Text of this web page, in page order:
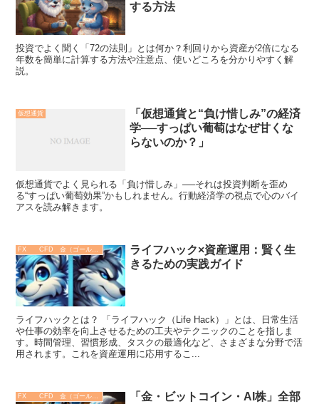
する方法
投資でよく聞く「72の法則」とは何か？利回りから資産が2倍になる
年数を簡単に計算する方法や注意点、使いどころを分かりやすく解
説。
仮想通貨
「仮想通貨と“負け惜しみ”の経済
学──すっぱい葡萄はなぜ甘くな
らないのか？」
仮想通貨でよく見られる「負け惜しみ」──それは投資判断を歪め
る“すっぱい葡萄効果”かもしれません。行動経済学の視点で心のバイ
アスを読み解きます。
ライフハック×資産運用：賢く生
きるための実践ガイド
ライフハックとは？ 「ライフハック（Life Hack）」とは、日常生活
や仕事の効率を向上させるための工夫やテクニックのことを指しま
す。時間管理、習慣形成、タスクの最適化など、さまざまな分野で活
用されます。これを資産運用に応用するこ...
FX CFD 金（ゴールド）
「金・ビットコイン・AI株」全部